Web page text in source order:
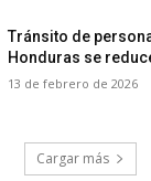
Tránsito de
Honduras se
13 de febrero de 2026
Cargar más